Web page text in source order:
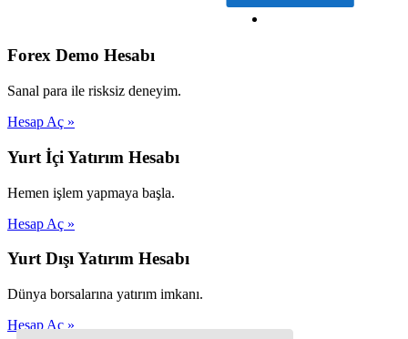
Forex Demo Hesabı
Sanal para ile risksiz deneyim.
Hesap Aç »
Yurt İçi Yatırım Hesabı
Hemen işlem yapmaya başla.
Hesap Aç »
Yurt Dışı Yatırım Hesabı
Dünya borsalarına yatırım imkanı.
Hesap Aç »